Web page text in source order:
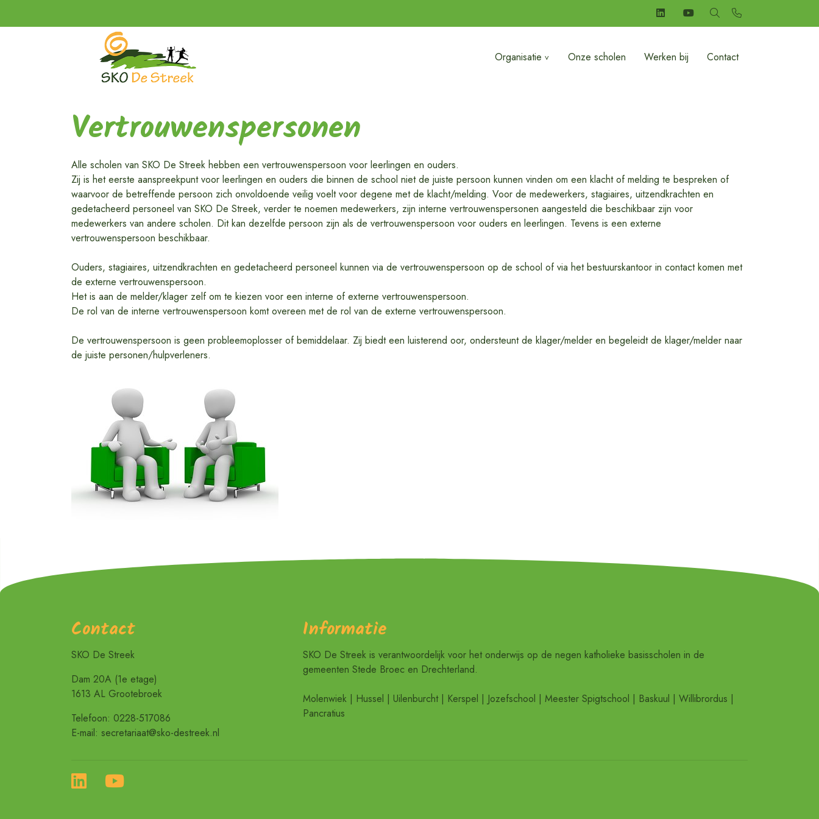
Organisatie Onze scholen Werken bij Contact
Vertrouwenspersonen
Alle scholen van SKO De Streek hebben een vertrouwenspersoon voor leerlingen en ouders.
Zij is het eerste aanspreekpunt voor leerlingen en ouders die binnen de school niet de juiste persoon kunnen vinden om een klacht of melding te bespreken of
waarvoor de betreffende persoon zich onvoldoende veilig voelt voor degene met de klacht/melding. Voor de medewerkers, stagiaires, uitzendkrachten en
gedetacheerd personeel van SKO De Streek, verder te noemen medewerkers, zijn interne vertrouwenspersonen aangesteld die beschikbaar zijn voor
medewerkers van andere scholen. Dit kan dezelfde persoon zijn als de vertrouwenspersoon voor ouders en leerlingen. Tevens is een externe
vertrouwenspersoon beschikbaar.
Ouders, stagiaires, uitzendkrachten en gedetacheerd personeel kunnen via de vertrouwenspersoon op de school of via het bestuurskantoor in contact komen met
de externe vertrouwenspersoon.
Het is aan de melder/klager zelf om te kiezen voor een interne of externe vertrouwenspersoon.
De rol van de interne vertrouwenspersoon komt overeen met de rol van de externe vertrouwenspersoon.
De vertrouwenspersoon is geen probleemoplosser of bemiddelaar. Zij biedt een luisterend oor, ondersteunt de klager/melder en begeleidt de klager/melder naar
de juiste personen/hulpverleners.
Contact
SKO De Streek
Dam 20A (1e etage)
1613 AL Grootebroek
Telefoon: 0228-517086
E-mail: secretariaat@sko-destreek.nl
Informatie
SKO De Streek is verantwoordelijk voor het onderwijs op de negen katholieke basisscholen in de
gemeenten Stede Broec en Drechterland.
Molenwiek | Hussel | Uilenburcht | Kerspel | Jozefschool | Meester Spigtschool | Baskuul | Willibrordus |
Pancratius